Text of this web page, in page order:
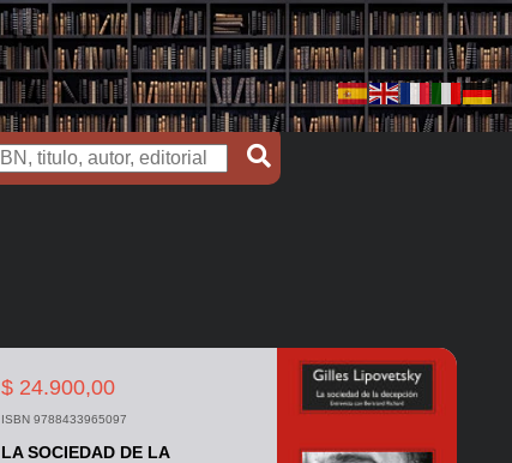
$ 24.900,00
ISBN 9788433965097
LA SOCIEDAD DE LA